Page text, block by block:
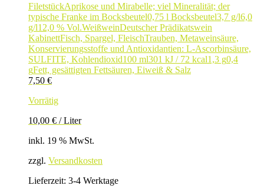
FiletstückAprikose und Mirabelle; viel Mineralität; der
typische Franke im Bocksbeutel0,75 l Bocksbeutel3,7 g/l6,0
g/l12,0 % Vol.WeißweinDeutscher Prädikatswein
KabinettFisch, Spargel, FleischTrauben, Metaweinsäure,
Konservierungsstoffe und Antioxidantien: L-Ascorbinsäure,
SULFITE, Kohlendioxid100 ml301 kJ / 72 kcal1,3 g0,4
gFett, gesättigten Fettsäuren, Eiweiß & Salz
7,50 €
Vorrätig
10,00 € /Liter
inkl. 19 % MwSt.
zzgl. Versandkosten
Lieferzeit: 3-4 Werktage